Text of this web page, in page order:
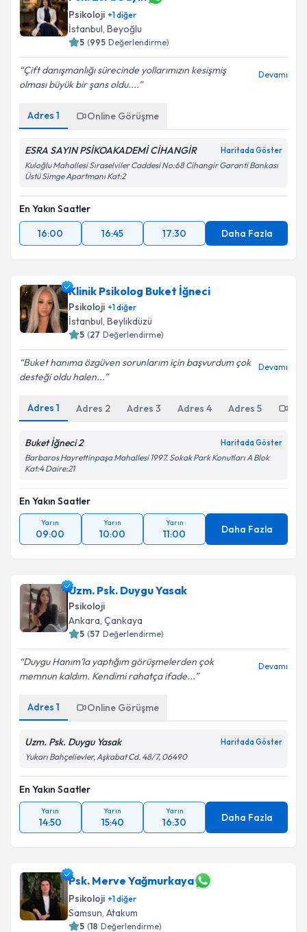
Psikoloji +1diğer
İstanbul, Beyoğlu
5 (995 Değerlendirme)
Çift danışmanlığı sürecinde yollarımızın kesişmiş
olması büyük bir şans oldu....
Devamı
Adres 1 Online Görüşme
ESRA SAYIN PSİKOAKADEMİ CİHANGİR Haritada Göster
Kuloğlu Mahallesi Sıraselviler Caddesi No:68 Cihangir Garanti Bankası
Üstü Simge Apartmanı Kat:2
En Yakın Saatler
16:00
16:45 17:30 Daha Fazla
Klinik Psikolog Buket İğneci
Psikoloji +1diğer
İstanbul, Beylikdüzü
5 (27 Değerlendirme)
Buket hanıma özgüven sorunlarım için başvurdum çok
desteği oldu halen...
Devamı
Adres 1 Adres 2 Adres 3 Adres 4 Adres 5
Buket İğneci 2 Haritada Göster
Barbaros Hayrettinpaşa Mahallesi 1997. Sokak Park Konutları A Blok
Kat:4 Daire:21
En Yakın Saatler
Yarın
09:00
Yarın
10:00
Yarın
11:00 Daha Fazla
Uzm. Psk. Duygu Yasak
Psikoloji
Ankara, Çankaya
5 (57 Değerlendirme)
Duygu Hanım’la yaptığım görüşmelerden çok
memnun kaldım. Kendimi rahatça ifade...
Devamı
Adres 1 Online Görüşme
Uzm. Psk. Duygu Yasak Haritada Göster
Yukarı Bahçelievler, Aşkabat Cd. 48/7, 06490
En Yakın Saatler
Yarın
14:50
Yarın
15:40
Yarın
16:30 Daha Fazla
Psk. Merve Yağmurkaya
Psikoloji +1diğer
Samsun, Atakum
5 (18 Değerlendirme)